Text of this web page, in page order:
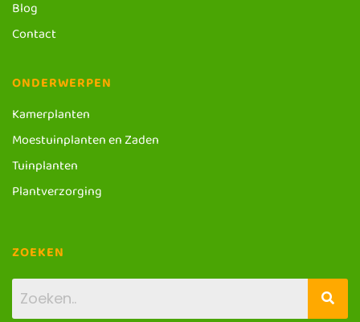
Blog
Contact
ONDERWERPEN
Kamerplanten
Moestuinplanten en Zaden
Tuinplanten
Plantverzorging
ZOEKEN